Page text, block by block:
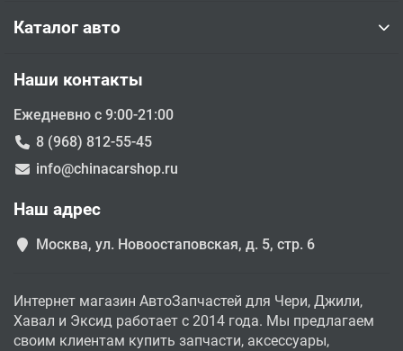
Каталог авто
Наши контакты
Ежедневно с 9:00-21:00
8 (968) 812-55-45
info@chinacarshop.ru
Наш адрес
Москва, ул. Новоостаповская, д. 5, стр. 6
Интернет магазин АвтоЗапчастей для Чери, Джили,
Хавал и Эксид работает с 2014 года. Мы предлагаем
своим клиентам купить запчасти, аксессуары,